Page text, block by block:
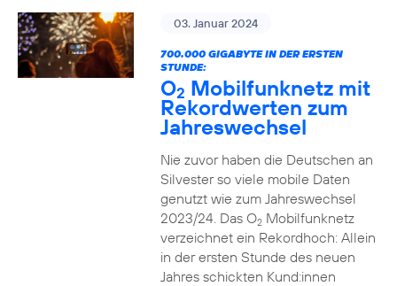
03. Januar 2024
700.000 GIGABYTE IN DER ERSTEN
STUNDE:
O2 Mobilfunknetz mit
Rekordwerten zum
Jahreswechsel
Nie zuvor haben die Deutschen an
Silvester so viele mobile Daten
genutzt wie zum Jahreswechsel
2023/24. Das O2Mobilfunknetz
verzeichnet ein Rekordhoch: Allein
in der ersten Stunde des neuen
Jahres schickten Kund:innen